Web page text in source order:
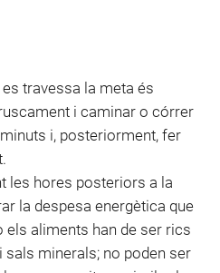
es travessa la meta és
i caminar o córrer
i, posteriorment, fer
les hores posteriors a la
la despesa energètica que
els aliments han de ser rics
sals minerals; no poden ser